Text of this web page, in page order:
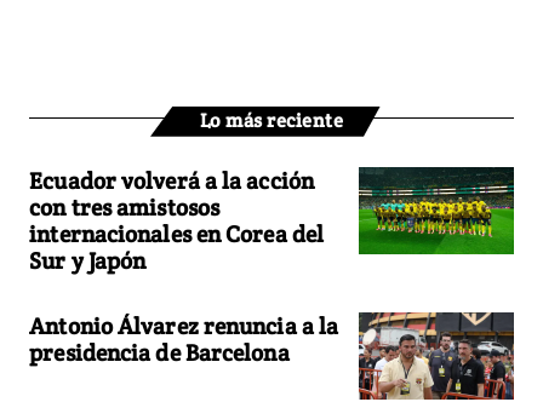
Lo más reciente
Ecuador volverá a la acción
con tres amistosos
internacionales en Corea del
Sur y Japón
Antonio Álvarez renuncia a la
presidencia de Barcelona